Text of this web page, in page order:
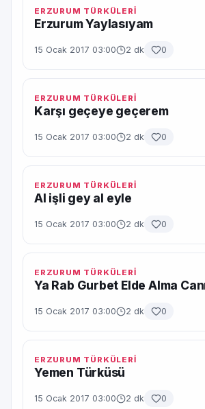
ERZURUM TÜRKÜLERİ
Erzurum Yaylasıyam
15 Ocak 2017 03:00 2 dk 0
ERZURUM TÜRKÜLERİ
Karşı geçeye geçerem
15 Ocak 2017 03:00 2 dk 0
ERZURUM TÜRKÜLERİ
Al işli gey al eyle
15 Ocak 2017 03:00 2 dk 0
ERZURUM TÜRKÜLERİ
Ya Rab Gurbet Elde Alma
15 Ocak 2017 03:00 2 dk 0
ERZURUM TÜRKÜLERİ
Yemen Türküsü
15 Ocak 2017 03:00 2 dk 0